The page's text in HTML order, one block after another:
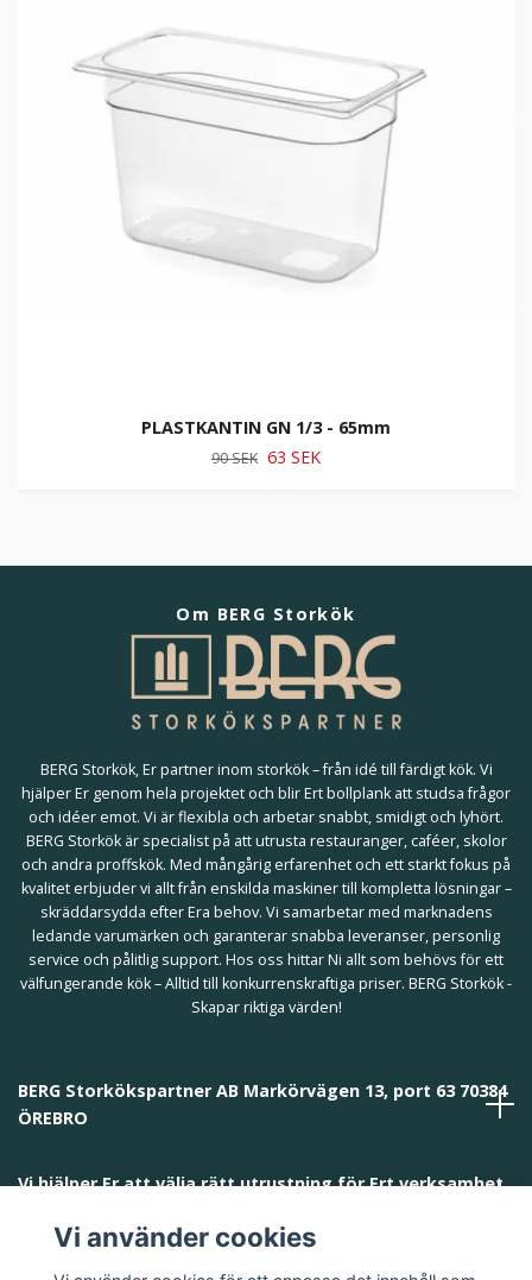
PLASTKANTIN GN 1/3 - 65mm
90 SEK 63 SEK
Om BERG Storkök
BERG Storkök, Er partner inom storkök – från idé till färdigt kök. Vi
hjälper Er genom hela projektet och blir Ert bollplank att studsa frågor
och idéer emot. Vi är flexibla och arbetar snabbt, smidigt och lyhört.
BERG Storkök är specialist på att utrusta restauranger, caféer, skolor
och andra proffskök. Med mångårig erfarenhet och ett starkt fokus på
kvalitet erbjuder vi allt från enskilda maskiner till kompletta lösningar –
skräddarsydda efter Era behov. Vi samarbetar med marknadens
ledande varumärken och garanterar snabba leveranser, personlig
service och pålitlig support. Hos oss hittar Ni allt som behövs för ett
välfungerande kök – Alltid till konkurrenskraftiga priser. BERG Storkök -
Skapar riktiga värden!
BERG Storkökspartner AB Markörvägen 13, port 63 70384
ÖREBRO
Vi hjälper Er att välja rätt utrustning för Ert verksamhet
Vi använder cookies